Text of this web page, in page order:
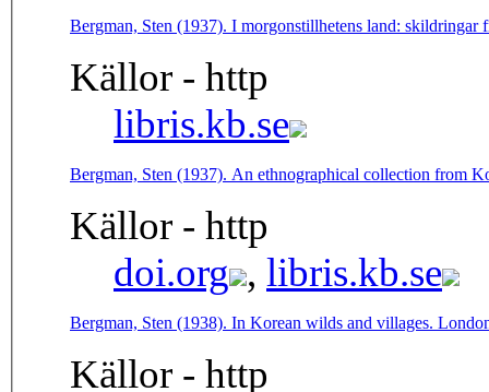
Bergman, Sten (1937). I morgonstillhetens land:
Källor - http
libris.kb.se
Bergman, Sten (1937). An ethnographical collection from
Källor - http
doi.org , libris.kb.se
Bergman, Sten (1938). In Korean wilds and villages.
Källor - http